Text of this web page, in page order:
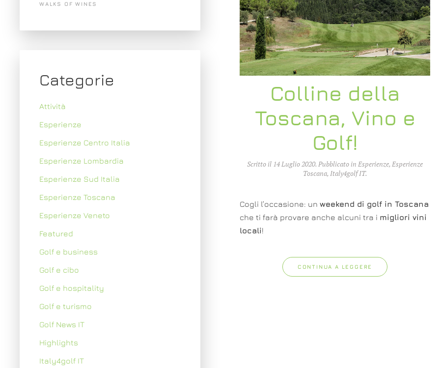
Colline della
Toscana, Vino e
Golf!
Scritto il 14 Luglio 2020. Pubblicato in Esperienze,Esperienze
Toscana,Italy4golf IT.
Cogli l’occasione: un weekend di golf in Toscana
che ti farà provare anche alcuni tra i migliori vini
locali!
CONTINUA A LEGGERE
WALKS OF WINES
Categorie
Attività
Esperienze
Esperienze Centro Italia
Esperienze Lombardia
Esperienze Sud Italia
Esperienze Toscana
Esperienze Veneto
Featured
Golf e business
Golf e cibo
Golf e hospitality
Golf e turismo
Golf News IT
Highlights
Italy4golf IT